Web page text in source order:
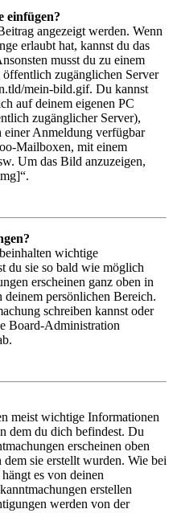
einfügen?
angezeigt werden. Wenn
erlaubt hat, kannst du das
musst du zu einem
zugänglichen Server
mein-bild.gif. Du kannst
auf deinem eigenen PC
zugänglicher Server),
Anmeldung verfügbar
Mailboxen, mit einem
Um das Bild anzuzeigen,
wichtige
du sie so bald wie möglich
erscheinen ganz oben in
persönlichen Bereich.
schreiben kannst oder
Board-Administration
meist wichtige Informationen
dem du dich befindest. Du
erscheinen oben
sie erstellt wurden. Wie bei
es von deinen
erstellen
werden von der